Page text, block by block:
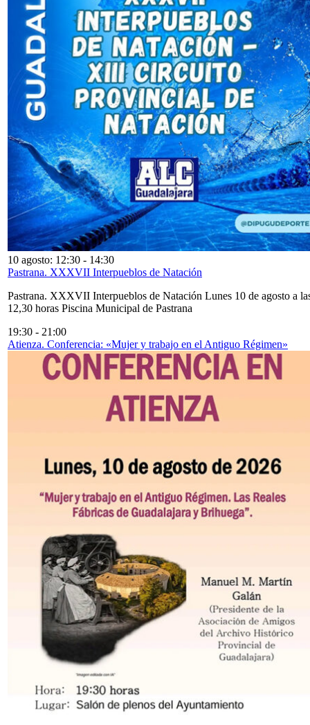
10 agosto: 12:30 - 14:30
Pastrana. XXXVII Interpueblos de Natación
Pastrana. XXXVII Interpueblos de Natación Lunes 10 de agosto a
12,30 horas Piscina Municipal de Pastrana
19:30 - 21:00
Atienza. Conferencia: «Mujer y trabajo en el Antiguo Régimen»